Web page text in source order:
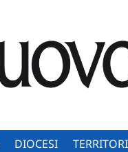
DIOCESI